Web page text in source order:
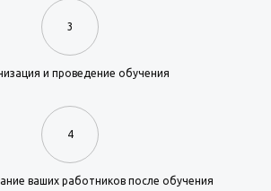
3
и проведение обучения
4
ваших работников после обучения